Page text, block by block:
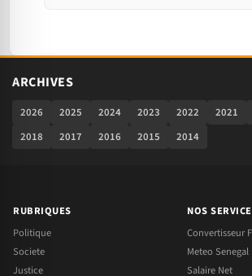
ARCHIVES
2026 2025 2024 2023 2022 2021
2018
2017 2016 2015 2014
RUBRIQUES
Politique
Societe
Justice
NOS
Convertisseur
Meteo Senegal
Salaire Net